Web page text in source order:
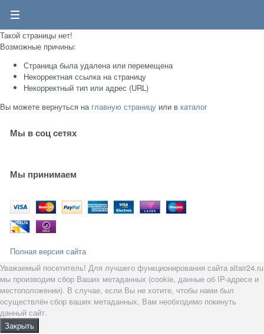
Такой страницы нет!
Возможные причины:
Страница была удалена или перемещена
Некорректная ссылка на страницу
Некорректный тип или адрес (URL)
Вы можете вернуться на главную страницу или в каталог
Мы в соц сетях
Мы принимаем
Полная версия сайта
Уважаемый посетитель! Для лучшего функционирования сайта altair24.ru
мы производим сбор Ваших метаданных (cookie, данные об IP-адресе и
местоположении). В случае, если Вы не хотите, чтобы нами был
осуществлён сбор ваших метаданных, Вам необходимо покинуть
данный сайт.
Закрыть